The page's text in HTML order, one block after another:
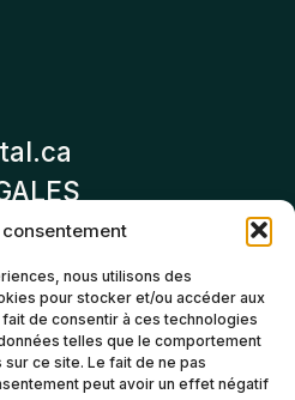
nous utilisons des
pour stocker et/ou accéder aux
de consentir à ces technologies
telles que le comportement
ce site. Le fait de ne pas
peut avoir un effet négatif
et